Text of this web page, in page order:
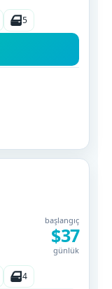
5
başlangıç
$37
günlük
4